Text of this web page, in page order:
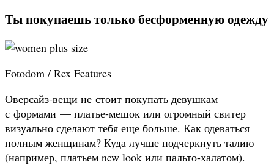
Ты покупаешь только бесформенную одежду
Fotodom / Rex Features
Оверсайз-вещи не стоит покупать девушкам
с формами — платье-мешок или огромный свитер
визуально сделают тебя еще больше. Как одеваться
полным женщинам? Куда лучше подчеркнуть талию
(например, платьем new look или пальто-халатом).